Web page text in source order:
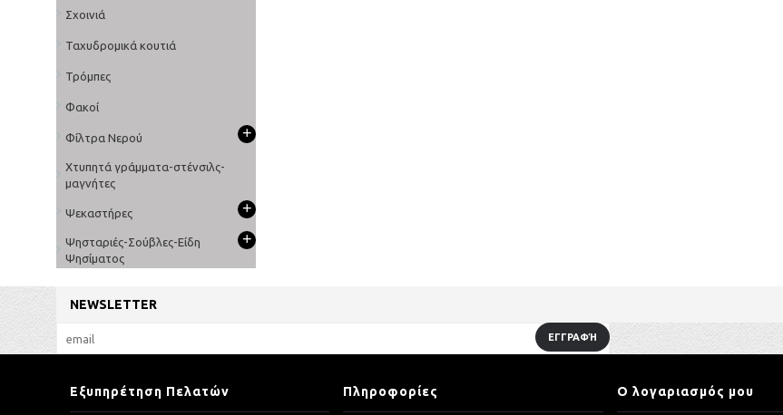
Σχοινιά
Ταχυδρομικά κουτιά
Τρόμπες
Φακοί
Φίλτρα Νερού +
Χτυπητά γράμματα-στένσιλς-
μαγνήτες
Ψεκαστήρες +
Ψησταριές-Σούβλες-Είδη
Ψησίματος
+
NEWSLETTER
ΕΓΓΡΑΦΉ
Εξυπηρέτηση Πελατών Πληροφορίες Ο λογαριασμός μου